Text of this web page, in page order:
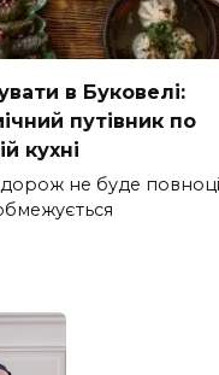
в Буковелі:
путівник по
кухні
не буде